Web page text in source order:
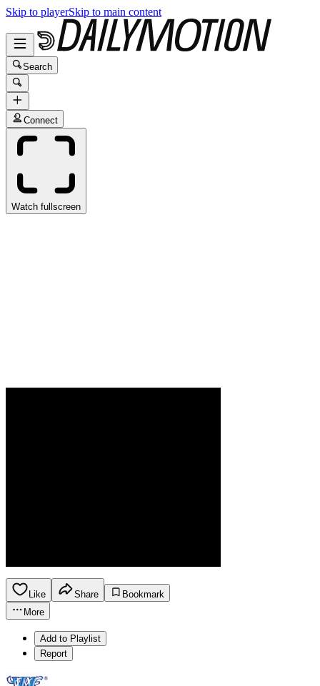
Skip to playerSkip to main content
Search
Connect
Watch fullscreen
Like Share
Bookmark
More
Add to Playlist
Report